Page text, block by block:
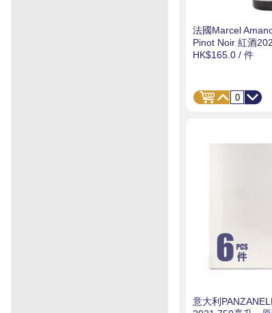
法國Marcel
Pinot Noir 紅酒
HK$165.0 / 件
意大利